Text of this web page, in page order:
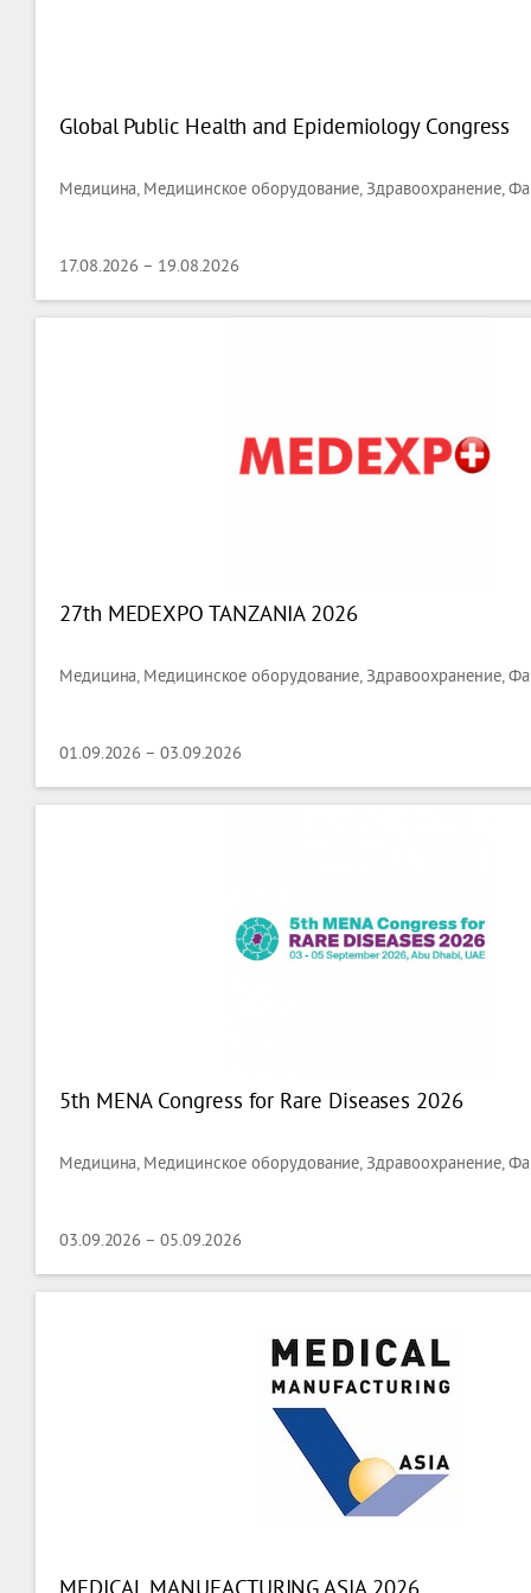
Global Public Health and Epidemiology Congress
Медицина, Медицинское оборудование, Здравоохранение,
17.08.2026 – 19.08.2026
27th MEDEXPO TANZANIA 2026
Медицина, Медицинское оборудование, Здравоохранение,
01.09.2026 – 03.09.2026
5th MENA Congress for Rare Diseases 2026
Медицина, Медицинское оборудование, Здравоохранение,
03.09.2026 – 05.09.2026
MEDICAL MANUFACTURING ASIA 2026